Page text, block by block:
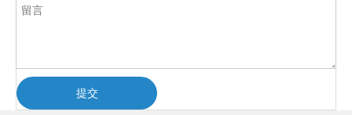
提交